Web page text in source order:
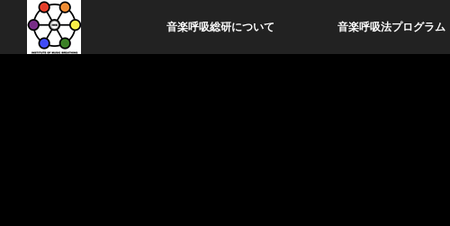
音楽呼吸総研について 音楽呼吸法プログラム